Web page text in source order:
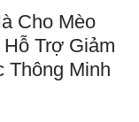
Cho Mèo
Trợ Giảm
Thông Minh